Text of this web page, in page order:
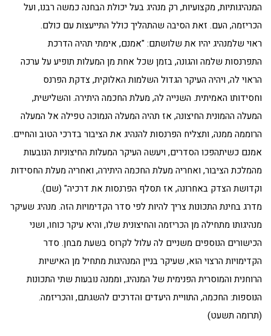
המנהיגותיות, מקצועיות, רק מנהיג בעל יכולת הבחנה כמשה רבנו, ועל
הכריזמה, העם. זאת הסיבה שהתהליך כולל התייעצות עם כולם.
ראוי שלמנהיג יהיו את שלושתם: "אמנם, אימתי תהיה הדרכת
התפרנסות שלמה והגונה, בזמן שכל אחת מן המעלות תופיע על ערכה
הראוי לה, ויהיה העיקר הגדול השלמות האלוקית, צדקת הפרנס
וחסידותו האמיתית. השנייה לה, מעלת החכמה היתירה. והשלישית,
המעלה ההמונית החיצונה, אז תהיה המעלה הנמוכה טפילה אל המעלה
הרוממה ממנה, ותצליח הפרנסות להנהיג את הציבור בדרכי הטוב והחיים.
אמנם כשיתהפכו הסדרים, ויעשה העיקר המעלות החיצוניות הנובעות
מהמלכת הציבור, ואחריה מעלת החכמה היתירה, ואחריה מעלת החסידות
וקדושת הצדק באחרונה, אז תסלף הפרנסות את דרכיה" (שם).
מדרג בחינת התכונות צריך להיות לפי סדר הקדימויות הזה. מנהיג שעיקר
מנהיגותו מתחילה מן הכריזמה והחיצונית שלו, והיא עיקר כוחו, ושני
הכישורים הנוספים משניים לה עלול לקרוס בשעת מבחן. סדר
הקדימויות הרצוי הוא, שעיקר בניין המנהיגות מתחיל מן האישיות
הרוחנית והמוסרית הפנימית של המנהיג, וממנה נובעות שתי התכונות
הנוספות: החכמה, התוויית היעדים והדרכים להשגתם, והכריזמה.
(תרומה תשעט)